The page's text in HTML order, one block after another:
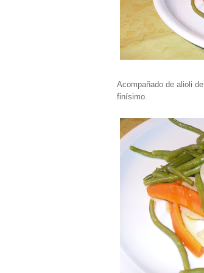
Acompañado de alioli de
finísimo.